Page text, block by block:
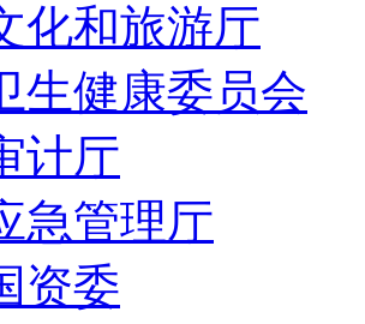
化和旅游厅
生健康委员会
计厅
急管理厅
资委